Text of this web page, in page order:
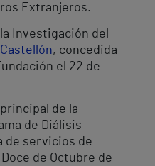
Extranjeros.
Investigación del
, concedida
el 22 de
de la
de Diálisis
de servicios de
de Octubre de